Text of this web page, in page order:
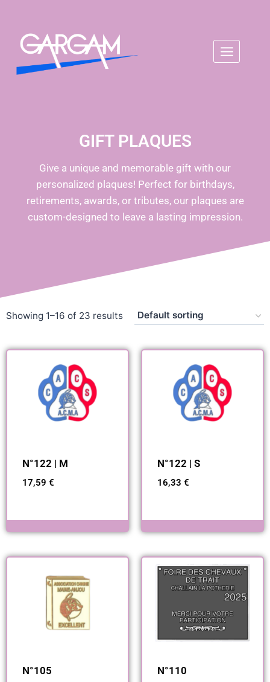
GIFT PLAQUES
Give a unique and memorable gift with our
personalized plaques! Perfect for birthdays,
retirements, awards, or tributes, our plaques are
custom-designed to leave a lasting impression.
Showing 1–16 of 23 results
N°122 | M
17,59 €
N°122 | S
16,33 €
N°105 N°110